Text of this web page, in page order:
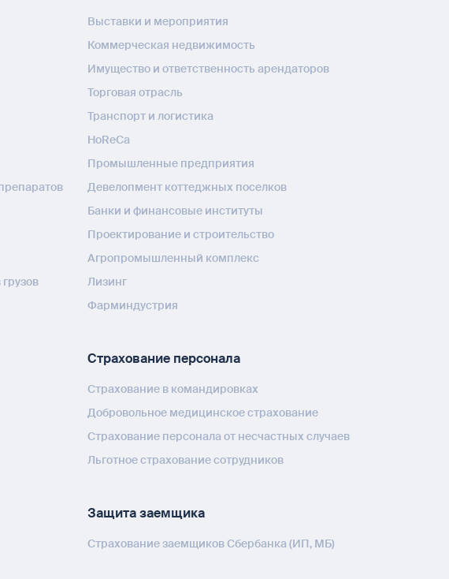
Выставки и мероприятия
Коммерческая недвижимость
Имущество и ответственность арендаторов
Торговая отрасль
Транспорт и логистика
HoReCa
Промышленные предприятия
Девелопмент коттеджных поселков
Банки и финансовые институты
Проектирование и строительство
Агропромышленный комплекс
Лизинг
Фарминдустрия
Страхование персонала
Страхование в командировках
Добровольное медицинское страхование
Страхование персонала от несчастных случаев
Льготное страхование сотрудников
Защита заемщика
Страхование заемщиков Сбербанка (ИП, МБ)